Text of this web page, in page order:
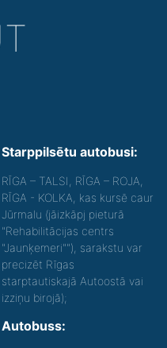
Starppilsētu autobusi:
RĪGA – TALSI, RĪGA – ROJA,
RĪGA - KOLKA, kas kursē caur
Jūrmalu (jāizkāpj pieturā
"Rehabilitācijas centrs
"Jaunķemeri""), sarakstu var
precizēt Rīgas
starptautiskajā Autoostā vai
izziņu birojā);
Autobuss: